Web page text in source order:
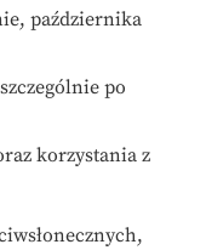
października
po
korzystania z